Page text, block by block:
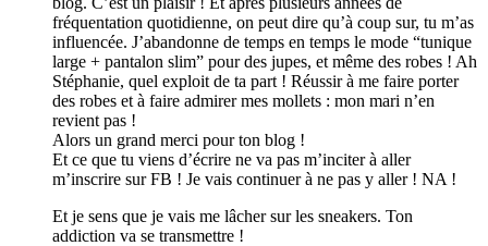
fréquentation quotidienne, on peut dire qu’à coup sur, tu m’as
influencée. J’abandonne de temps en temps le mode “tunique
large + pantalon slim” pour des jupes, et même des robes ! Ah
Stéphanie, quel exploit de ta part ! Réussir à me faire porter
des robes et à faire admirer mes mollets : mon mari n’en
revient pas !
Alors un grand merci pour ton blog !
Et ce que tu viens d’écrire ne va pas m’inciter à aller
m’inscrire sur FB ! Je vais continuer à ne pas y aller ! NA !
Et je sens que je vais me lâcher sur les sneakers. Ton
addiction va se transmettre !